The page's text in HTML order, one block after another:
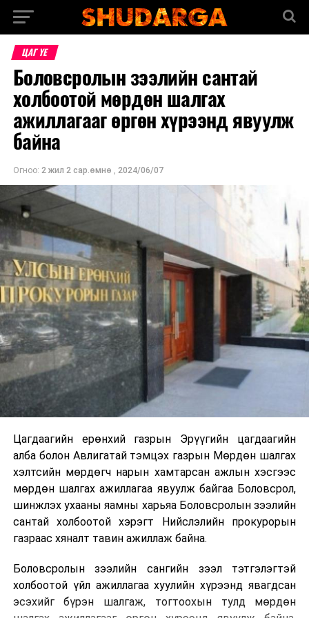
ЦАГ ҮЕ
Боловсролын зээлийн сантай
холбоотой мөрдөн шалгах
ажиллагааг өргөн хүрээнд явуулж
байна
Огноо: 2 жил 2 сар.өмнө , 2024/06/07
Цагдаагийн ерөнхий газрын Эрүүгийн цагдаагийн
алба болон Авлигатай тэмцэх газрын Мөрдөн шалгах
хэлтсийн мөрдөгч нарын хамтарсан ажлын хэсгээс
мөрдөн шалгах ажиллагаа явуулж байгаа Боловсрол,
шинжлэх ухааны яамны харьяа Боловсролын зээлийн
сантай холбоотой хэрэгт Нийслэлийн прокурорын
газраас хяналт тавин ажиллаж байна.
Боловсролын зээлийн сангийн зээл тэтгэлэгтэй
холбоотой үйл ажиллагаа хуулийн хүрээнд явагдсан
эсэхийг бүрэн шалгаж, тогтоохын тулд мөрдөн